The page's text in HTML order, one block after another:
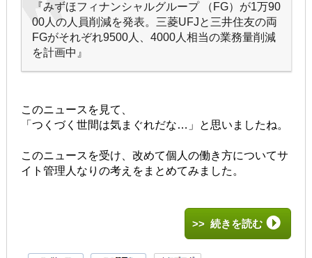
『みずほフィナンシャルグループ （FG）が1万90
00人の人員削減を発表。 三菱UFJと三井住友の両
FGがそれぞれ9500人、4000人相当の業務量削減
を計画中』
このニュースを見て、
「つくづく世間は気まぐれだな…」と思いましたね。
このニュースを受け、改めて個人の働き方についてサ
イト管理人なりの考えをまとめてみました。
>> 続きを読む